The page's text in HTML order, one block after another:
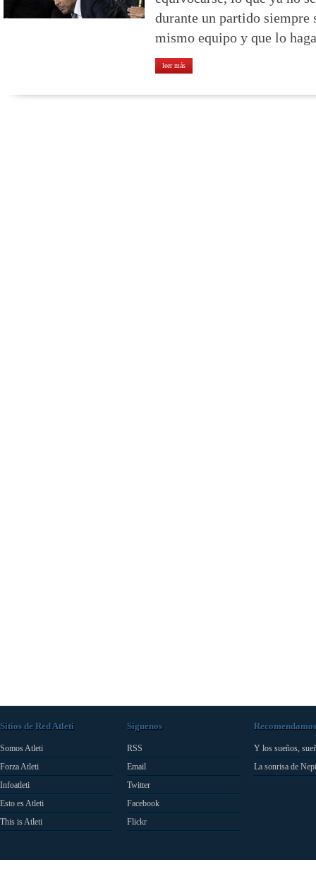
durante un partido siempre
mismo equipo y que lo
leer más
Sitios de Red Atleti
Somos Atleti
Forza Atleti
Infoatleti
Esto es Atleti
This is Atleti
Síguenos
RSS
Email
Twitter
Facebook
Flickr
Recomendamos
Y los sueños,
La sonrisa de